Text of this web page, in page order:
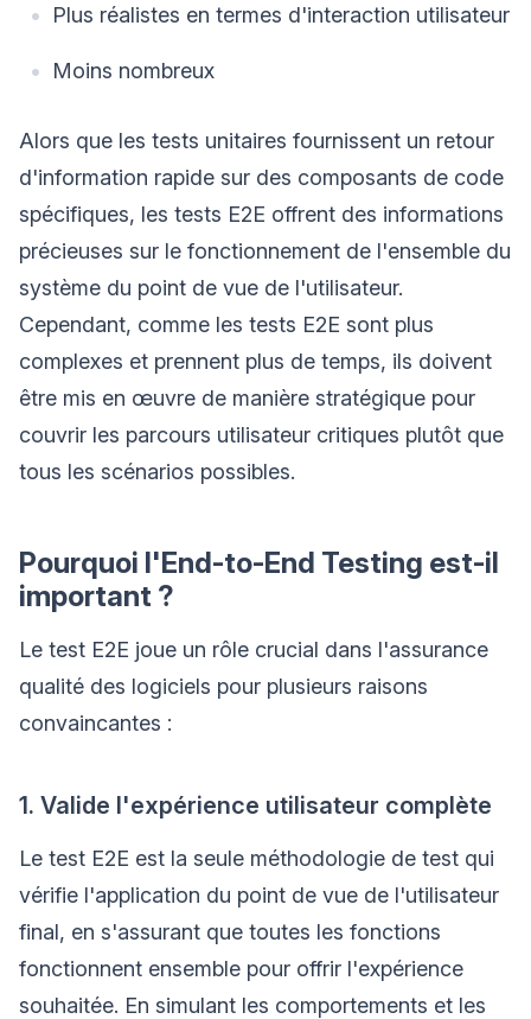
Plus réalistes en termes d'interaction utilisateur
Moins nombreux
Alors que les tests unitaires fournissent un retour
d'information rapide sur des composants de code
spécifiques, les tests E2E offrent des informations
précieuses sur le fonctionnement de l'ensemble du
système du point de vue de l'utilisateur.
Cependant, comme les tests E2E sont plus
complexes et prennent plus de temps, ils doivent
être mis en œuvre de manière stratégique pour
couvrir les parcours utilisateur critiques plutôt que
tous les scénarios possibles.
Pourquoi l'End-to-End Testing est-il
important ?
Le test E2E joue un rôle crucial dans l'assurance
qualité des logiciels pour plusieurs raisons
convaincantes :
1. Valide l'expérience utilisateur complète
Le test E2E est la seule méthodologie de test qui
vérifie l'application du point de vue de l'utilisateur
final, en s'assurant que toutes les fonctions
fonctionnent ensemble pour offrir l'expérience
souhaitée. En simulant les comportements et les